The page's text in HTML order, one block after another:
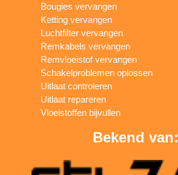
Bougies vervangen
Ketting vervangen
Luchtfilter vervangen
Remkabels vervangen
Remvloeistof vervangen
Schakelproblemen oplossen
Uitlaat controleren
Uitlaat repareren
Vloeistoffen bijvullen
Bekend van: